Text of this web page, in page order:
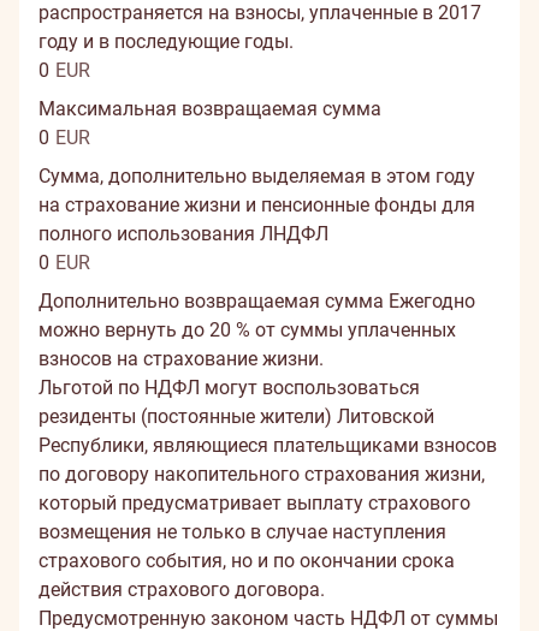
распространяется на взносы, уплаченные в 2017
году и в последующие годы.
0 EUR
Максимальная возвращаемая сумма
0 EUR
Сумма, дополнительно выделяемая в этом году
на страхование жизни и пенсионные фонды для
полного использования ЛНДФЛ
0 EUR
Дополнительно возвращаемая сумма Ежегодно
можно вернуть до 20 % от суммы уплаченных
взносов на страхование жизни.
Льготой по НДФЛ могут воспользоваться
резиденты (постоянные жители) Литовской
Республики, являющиеся плательщиками взносов
по договору накопительного страхования жизни,
который предусматривает выплату страхового
возмещения не только в случае наступления
страхового события, но и по окончании срока
действия страхового договора.
Предусмотренную законом часть НДФЛ от суммы